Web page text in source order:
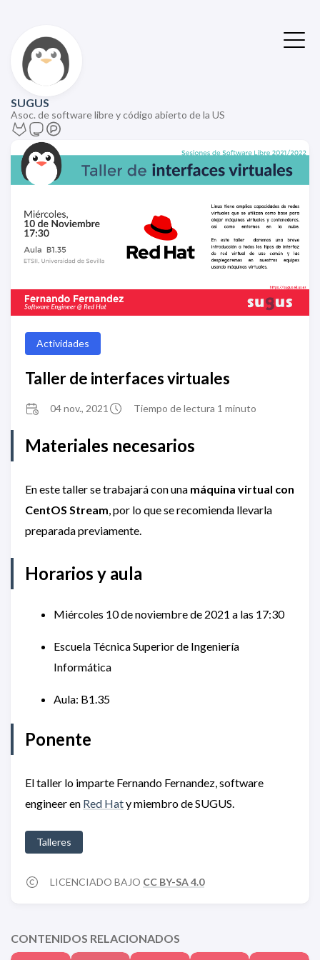
SUGUS
Asoc. de software libre y código abierto de la US
Actividades
Taller de interfaces virtuales
04 nov., 2021 Tiempo de lectura 1 minuto
Materiales necesarios
En este taller se trabajará con una máquina virtual con
CentOS Stream, por lo que se recomienda llevarla
preparada previamente.
Horarios y aula
Miércoles 10 de noviembre de 2021 a las 17:30
Escuela Técnica Superior de Ingeniería
Informática
Aula: B1.35
Ponente
El taller lo imparte Fernando Fernandez, software
engineer en Red Haty miembro de SUGUS.
Talleres
LICENCIADO BAJO CC BY-SA 4.0
CONTENIDOS RELACIONADOS